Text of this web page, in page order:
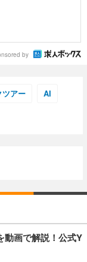
by
ツアー AI
動画で解説！公式Y